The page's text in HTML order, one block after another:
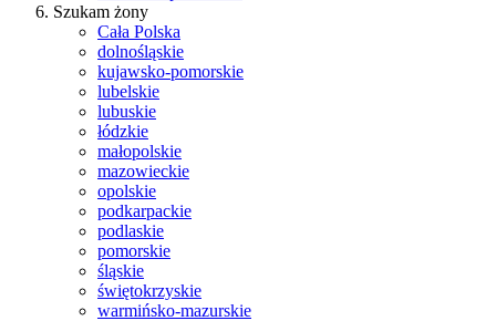
Szukam żony
Cała Polska
dolnośląskie
kujawsko-pomorskie
lubelskie
lubuskie
łódzkie
małopolskie
mazowieckie
opolskie
podkarpackie
podlaskie
pomorskie
śląskie
świętokrzyskie
warmińsko-mazurskie